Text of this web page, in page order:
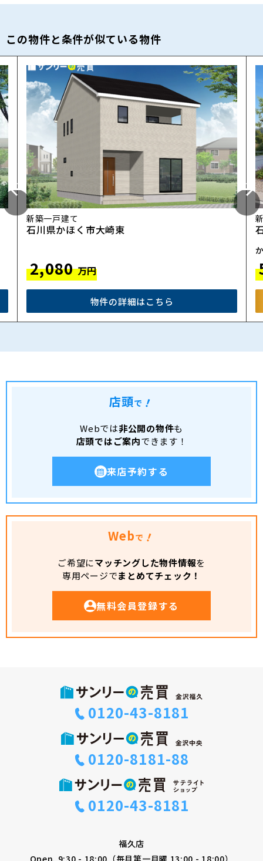
この物件と条件が似ている物件
新築一戸建て
石川県かほく市大崎東
2,080 万円
物件の詳細はこちら
店頭で！
Webでは非公開の物件も
店頭ではご案内できます！
来店予約する
Webで！
ご希望にマッチングした物件情報を
専用ページでまとめてチェック！
無料会員登録する
0120-43-8181
0120-8181-88
0120-43-8181
福久店